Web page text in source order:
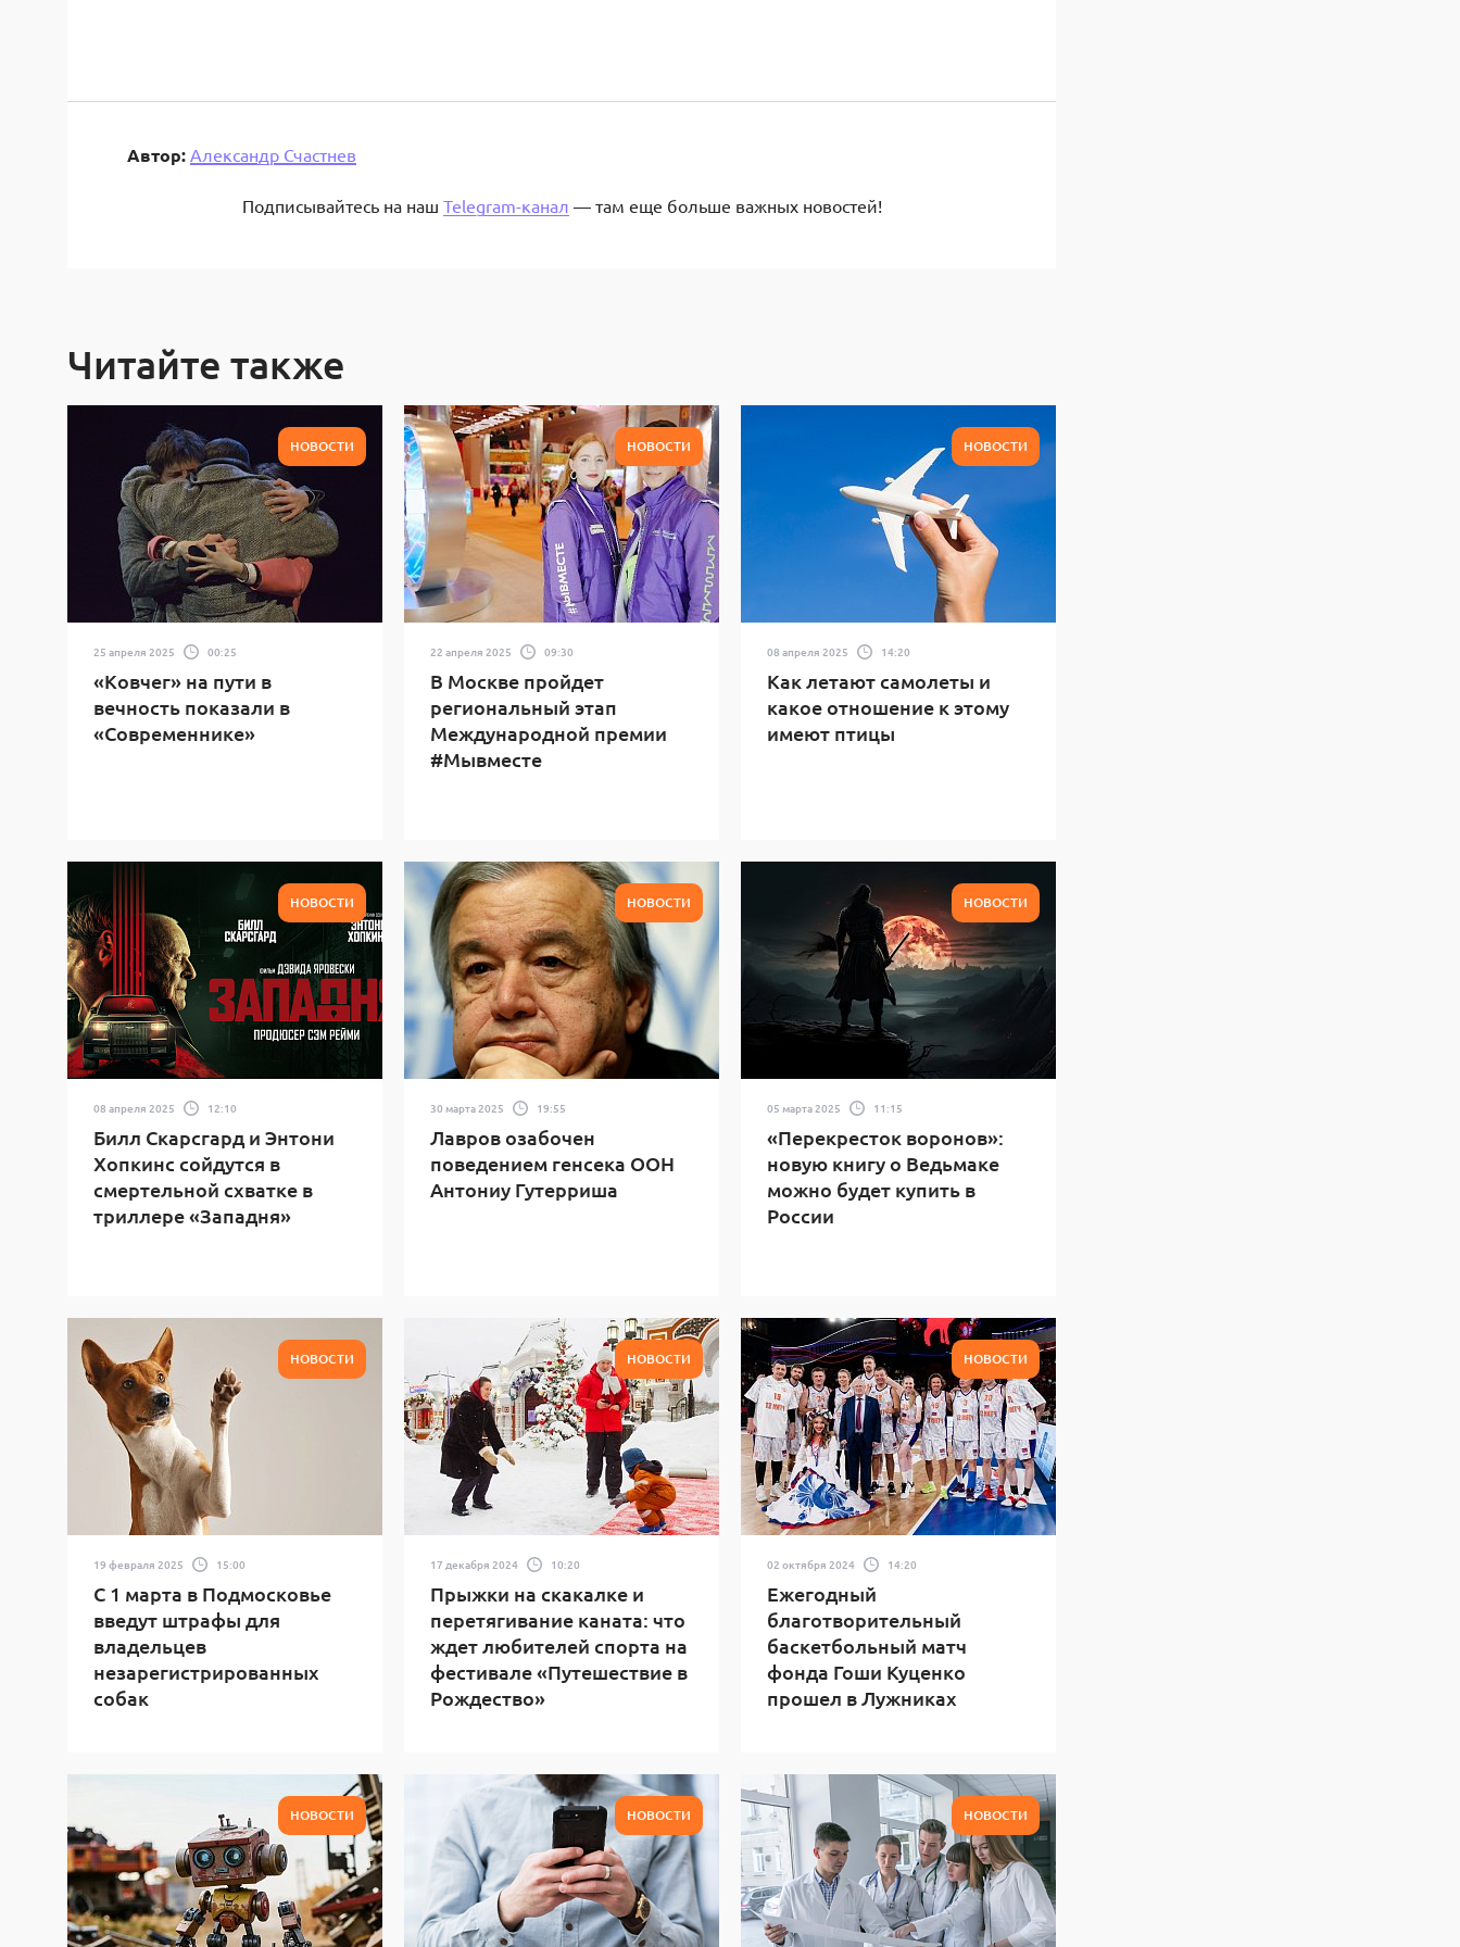
Автор: Александр Счастнев
Подписывайтесь на наш Telegram-канал — там еще больше важных новостей!
Читайте также
НОВОСТИ
25 апреля 2025 00:25
«Ковчег» на пути в
вечность показали в
«Современнике»
НОВОСТИ
22 апреля 2025 09:30
В Москве пройдет
региональный этап
Международной премии
#Мывместе
НОВОСТИ
08 апреля 2025 14:20
Как летают самолеты и
какое отношение к этому
имеют птицы
НОВОСТИ
08 апреля 2025 12:10
Билл Скарсгард и Энтони
Хопкинс сойдутся в
смертельной схватке в
триллере «Западня»
НОВОСТИ
30 марта 2025 19:55
Лавров озабочен
поведением генсека ООН
Антониу Гутерриша
НОВОСТИ
05 марта 2025 11:15
«Перекресток воронов»:
новую книгу о Ведьмаке
можно будет купить в
России
НОВОСТИ
19 февраля 2025 15:00
С 1 марта в Подмосковье
введут штрафы для
владельцев
незарегистрированных
собак
НОВОСТИ
17 декабря 2024 10:20
Прыжки на скакалке и
перетягивание каната: что
ждет любителей спорта на
фестивале «Путешествие в
Рождество»
НОВОСТИ
02 октября 2024 14:20
Ежегодный
благотворительный
баскетбольный матч
фонда Гоши Куценко
прошел в Лужниках
НОВОСТИ НОВОСТИ НОВОСТИ